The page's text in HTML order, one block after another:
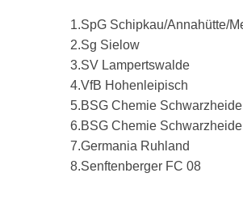
1.SpG Schipkau/Annahütte/
2.Sg Sielow
3.SV Lampertswalde
4.VfB Hohenleipisch
5.BSG Chemie Schwarzheide I
6.BSG Chemie Schwarzheide
7.Germania Ruhland
8.Senftenberger FC 08